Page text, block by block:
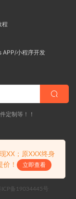
程
APP/小程序开发
定制等！！
ICP备19034445号
XX；原XXX终身
价！
立即查看